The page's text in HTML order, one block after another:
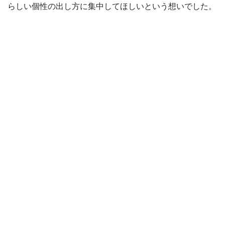
らしい個性の出し方に集中してほしいという想いでした。